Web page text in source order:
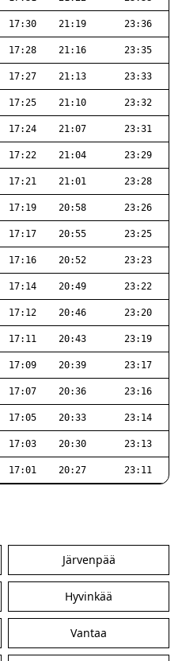
17:30 21:19 23:36
17:28 21:16 23:35
17:27 21:13 23:33
17:25 21:10 23:32
17:24 21:07 23:31
17:22 21:04 23:29
17:21 21:01 23:28
17:19 20:58 23:26
17:17 20:55 23:25
17:16 20:52 23:23
17:14 20:49 23:22
17:12 20:46 23:20
17:11 20:43 23:19
17:09 20:39 23:17
17:07 20:36 23:16
17:05 20:33 23:14
17:03 20:30 23:13
17:01 20:27 23:11
Järvenpää
Hyvinkää
Vantaa